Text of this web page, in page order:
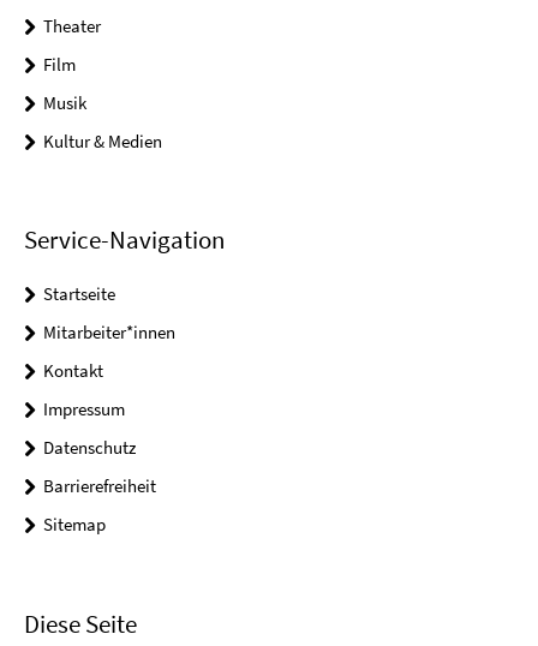
Theater
Film
Musik
Kultur & Medien
Service-Navigation
Startseite
Mitarbeiter*innen
Kontakt
Impressum
Datenschutz
Barrierefreiheit
Sitemap
Diese Seite